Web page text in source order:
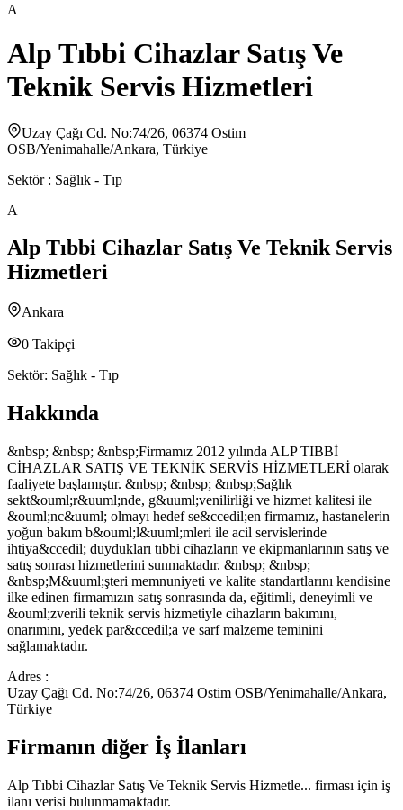
A
Alp Tıbbi Cihazlar Satış Ve
Teknik Servis Hizmetleri
Uzay Çağı Cd. No:74/26, 06374 Ostim
OSB/Yenimahalle/Ankara, Türkiye
Sektör : Sağlık - Tıp
A
Alp Tıbbi Cihazlar Satış Ve Teknik Servis
Hizmetleri
Ankara
0 Takipçi
Sektör: Sağlık - Tıp
Hakkında
&nbsp; &nbsp; &nbsp;Firmamız 2012 yılında ALP TIBBİ
CİHAZLAR SATIŞ VE TEKNİK SERVİS HİZMETLERİ olarak
faaliyete başlamıştır. &nbsp; &nbsp; &nbsp;Sağlık
sekt&ouml;r&uuml;nde, g&uuml;venilirliği ve hizmet kalitesi ile
&ouml;nc&uuml; olmayı hedef se&ccedil;en firmamız, hastanelerin
yoğun bakım b&ouml;l&uuml;mleri ile acil servislerinde
ihtiya&ccedil; duydukları tıbbi cihazların ve ekipmanlarının satış ve
satış sonrası hizmetlerini sunmaktadır. &nbsp; &nbsp;
&nbsp;M&uuml;şteri memnuniyeti ve kalite standartlarını kendisine
ilke edinen firmamızın satış sonrasında da, eğitimli, deneyimli ve
&ouml;zverili teknik servis hizmetiyle cihazların bakımını,
onarımını, yedek par&ccedil;a ve sarf malzeme teminini
sağlamaktadır.
Adres :
Uzay Çağı Cd. No:74/26, 06374 Ostim OSB/Yenimahalle/Ankara,
Türkiye
Firmanın diğer İş İlanları
Alp Tıbbi Cihazlar Satış Ve Teknik Servis Hizmetle... firması için iş
ilanı verisi bulunmamaktadır.